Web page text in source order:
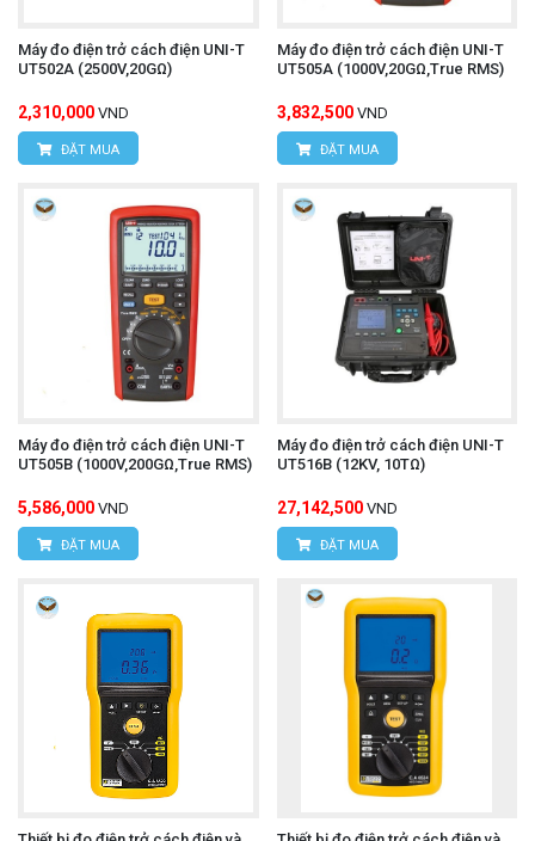
Máy đo điện trở cách điện UNI-T
UT502A (2500V,20GΩ)
2,310,000 VND
ĐẶT MUA
Máy đo điện trở cách điện UNI-T
UT505A (1000V,20GΩ,True RMS)
3,832,500 VND
ĐẶT MUA
Máy đo điện trở cách điện UNI-T
UT505B (1000V,200GΩ,True RMS)
5,586,000 VND
ĐẶT MUA
Máy đo điện trở cách điện UNI-T
UT516B (12KV, 10TΩ)
27,142,500 VND
ĐẶT MUA